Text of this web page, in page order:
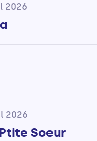
2026
2026
Soeur